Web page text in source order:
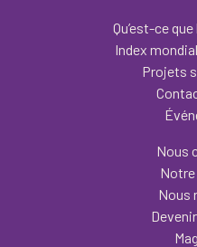
Qu’est-ce
Index
Projets
Nous
Nous